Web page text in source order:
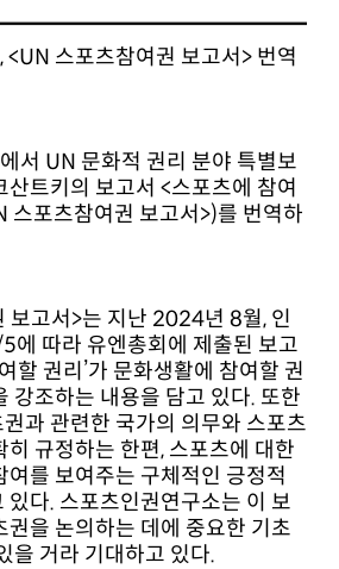
<UN 스포츠참여권 보고서> 번역
서 UN 문화적 권리 분야 특별보
산트키의 보고서 <스포츠에 참여
스포츠참여권 보고서>)를 번역하
보고서>는 지난 2024년 8월, 인
에 따라 유엔총회에 제출된 보고
할 권리’가 문화생활에 참여할 권
강조하는 내용을 담고 있다. 또한
과 관련한 국가의 의무와 스포츠
히 규정하는 한편, 스포츠에 대한
여를 보여주는 구체적인 긍정적
있다. 스포츠인권연구소는 이 보
권을 논의하는 데에 중요한 기초
을 거라 기대하고 있다.